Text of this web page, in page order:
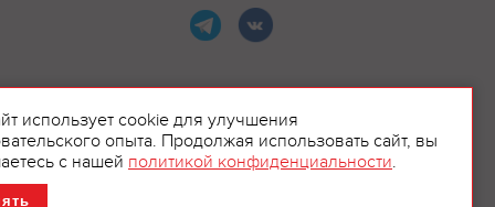
использует cookie для улучшения
опыта. Продолжая использовать сайт, вы
с нашей политикой конфиденциальности.